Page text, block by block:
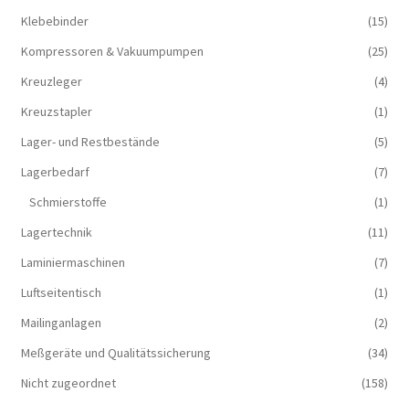
Klebebinder
(15)
Kompressoren & Vakuum­pumpen
(25)
Kreuzleger
(4)
Kreuzstapler
(1)
Lager- und Restbestände
(5)
Lagerbedarf
(7)
Schmierstoffe
(1)
Lagertechnik
(11)
Laminiermaschinen
(7)
Luftseitentisch
(1)
Mailinganlagen
(2)
Meßgeräte und Qualitätssicherung
(34)
Nicht zugeordnet
(158)